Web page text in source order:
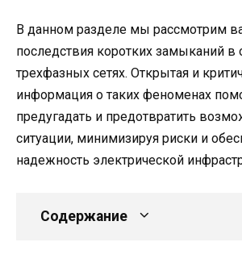
В данном разделе мы рассмотрим
последствия коротких замыканий
трехфазных сетях. Открытая и
информация о таких феноменах
предугадать и предотвратить
ситуации, минимизируя риски и
надежность электрической
Содержание